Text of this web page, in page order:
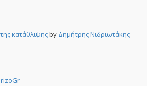
κατάθλιψηςby Δημήτρης Νιδριωτάκης